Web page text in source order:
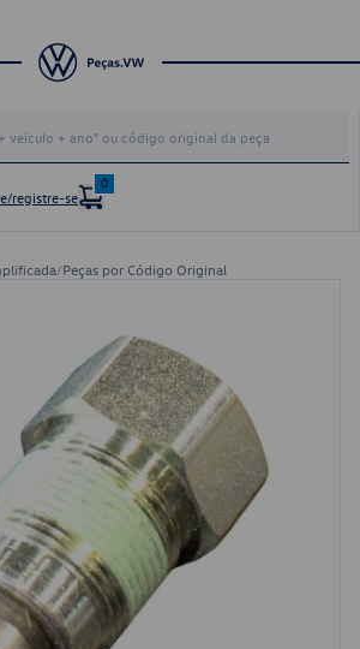
registre-se
0
/Peças por Código Original